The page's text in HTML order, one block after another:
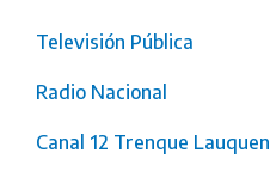
Televisión Pública
Radio Nacional
Canal 12 Trenque Lauquen